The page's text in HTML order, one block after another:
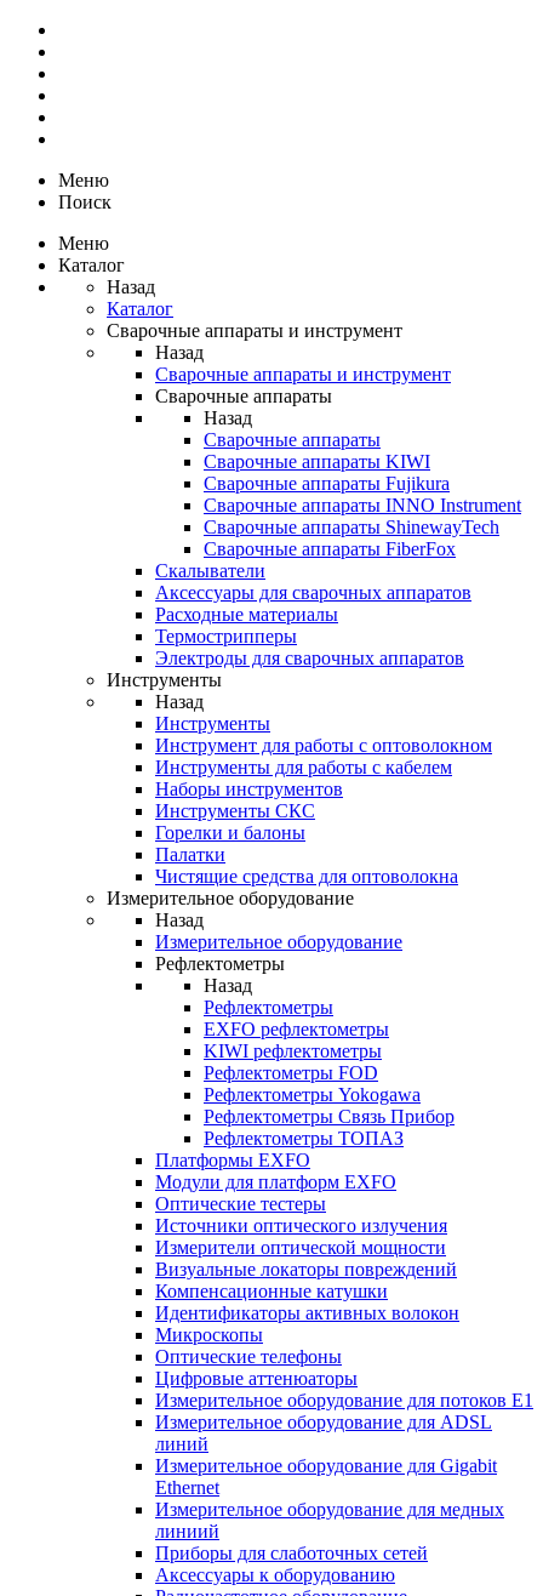
Меню
Поиск
Меню
Каталог
Назад
Каталог
Сварочные аппараты и инструмент
Назад
Сварочные аппараты и инструмент
Сварочные аппараты
Назад
Сварочные аппараты
Сварочные аппараты KIWI
Сварочные аппараты Fujikura
Сварочные аппараты INNO Instrument
Сварочные аппараты ShinewayTech
Cварочные аппараты FiberFox
Скалыватели
Аксессуары для сварочных аппаратов
Расходные материалы
Термострипперы
Электроды для сварочных аппаратов
Инструменты
Назад
Инструменты
Инструмент для работы с оптоволокном
Инструменты для работы с кабелем
Наборы инструментов
Инструменты СКС
Горелки и балоны
Палатки
Чистящие средства для оптоволокна
Измерительное оборудование
Назад
Измерительное оборудование
Рефлектометры
Назад
Рефлектометры
EXFO рефлектометры
KIWI рефлектометры
Рефлектометры FOD
Рефлектометры Yokogawa
Рефлектометры Связь Прибор
Рефлектометры ТОПАЗ
Платформы EXFO
Модули для платформ EXFO
Оптические тестеры
Источники оптического излучения
Измерители оптической мощности
Визуальные локаторы повреждений
Компенсационные катушки
Идентификаторы активных волокон
Микроскопы
Оптические телефоны
Цифровые аттенюаторы
Измерительное оборудование для потоков Е1
Измерительное оборудование для ADSL
линий
Измерительное оборудование для Gigabit
Ethernet
Измерительное оборудование для медных
линиий
Приборы для слаботочных сетей
Аксессуары к оборудованию